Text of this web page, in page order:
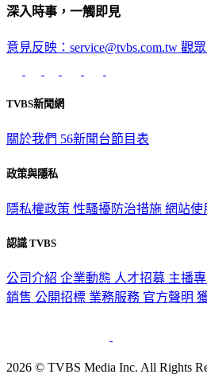
深入時事，一觸即見
意見反映：service@tvbs.com.tw 觀
TVBS新聞網
關於我們 56新聞台節目表
政策與隱私
隱私權政策 性騷擾防治措施 網站使
認識 TVBS
公司介紹 企業動態 人才招募 主播
銷售 公開招標 業務服務 官方聲明
2026 © TVBS Media Inc. All Rights